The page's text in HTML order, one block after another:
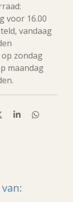
voor 16.00
vandaag
zondag
maandag
S
D